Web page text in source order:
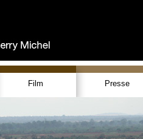
Film Presse